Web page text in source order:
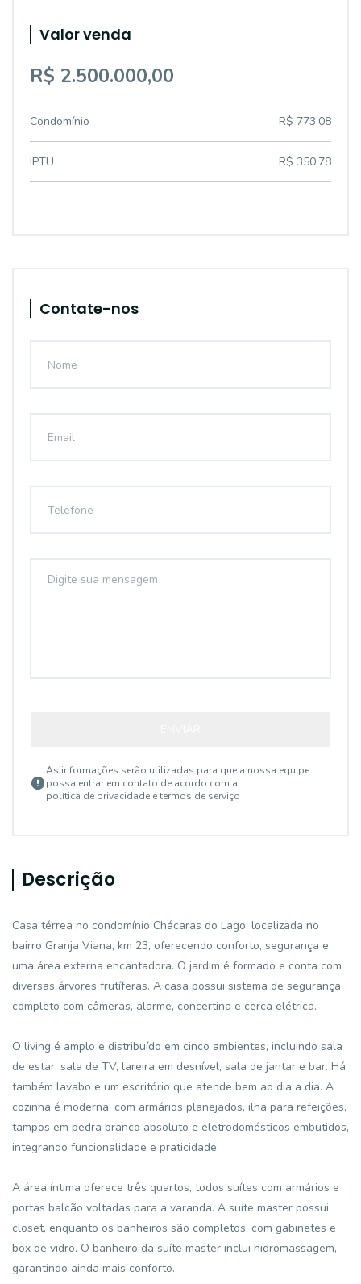
Valor venda
R$ 2.500.000,00
Condomínio R$ 773,08
IPTU R$ 350,78
Contate-nos
As informações serão utilizadas para que a nossa equipe
possa entrar em contato de acordo com a
política de privacidade e termos de serviço
Descrição
Casa térrea no condomínio Chácaras do Lago, localizada no
bairro Granja Viana, km 23, oferecendo conforto, segurança e
uma área externa encantadora. O jardim é formado e conta com
diversas árvores frutíferas. A casa possui sistema de segurança
completo com câmeras, alarme, concertina e cerca elétrica.
O living é amplo e distribuído em cinco ambientes, incluindo sala
de estar, sala de TV, lareira em desnível, sala de jantar e bar. Há
também lavabo e um escritório que atende bem ao dia a dia. A
cozinha é moderna, com armários planejados, ilha para refeições,
tampos em pedra branco absoluto e eletrodomésticos embutidos,
integrando funcionalidade e praticidade.
A área íntima oferece três quartos, todos suítes com armários e
portas balcão voltadas para a varanda. A suíte master possui
closet, enquanto os banheiros são completos, com gabinetes e
box de vidro. O banheiro da suíte master inclui hidromassagem,
garantindo ainda mais conforto.